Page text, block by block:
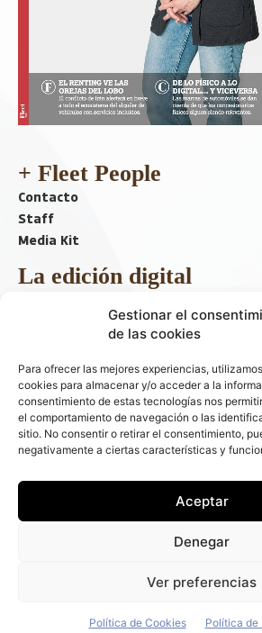
Gestionar el
de las cookies
Para ofrecer las mejores experiencias,
cookies para almacenar y/o acceder a la
consentimiento de estas tecnologías nos
el comportamiento de navegación o las
sitio. No consentir o retirar el consentimiento,
negativamente a ciertas características y
Aceptar
Denegar
Ver preferencias
Política de Cookies Política de
+ Fleet People
Contacto
Staff
Media Kit
La edición digital
Descargar último ejemplar
ir a hemeroteca
+ Contenido en redes
automóviles - C/ Fernández de la Hoz 70,